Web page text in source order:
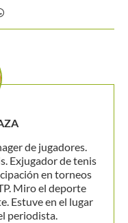
de jugadores.
Exjugador de tenis
en torneos
Miro el deporte
Estuve en el lugar
periodista.